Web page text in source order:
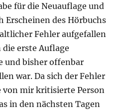
für die Neuauflage und
Erscheinen des Hörbuchs
Fehler aufgefallen
erste Auflage
und bisher offenbar
war. Da sich der Fehler
mir kritisierte Person
in den nächsten Tagen